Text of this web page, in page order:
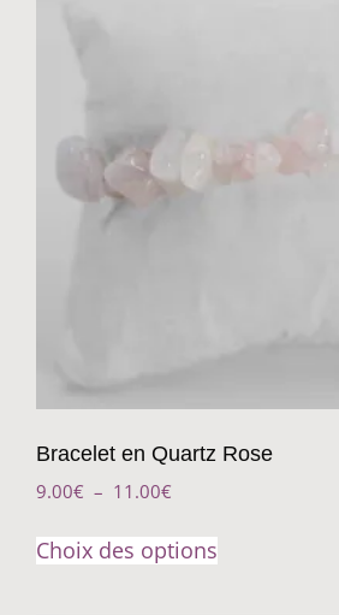
Bracelet en Quartz Rose
9.00€ – 11.00€
Choix des options